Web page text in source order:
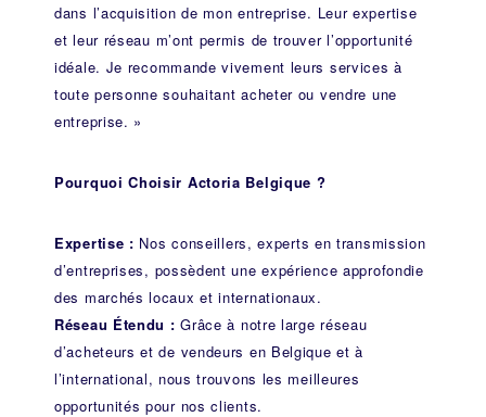
dans l’acquisition de mon entreprise. Leur expertise
et leur réseau m’ont permis de trouver l’opportunité
idéale. Je recommande vivement leurs services à
toute personne souhaitant acheter ou vendre une
entreprise. »
Pourquoi Choisir Actoria Belgique ?
Expertise : Nos conseillers, experts en transmission
d’entreprises, possèdent une expérience approfondie
des marchés locaux et internationaux.
Réseau Étendu : Grâce à notre large réseau
d’acheteurs et de vendeurs en Belgique et à
l’international, nous trouvons les meilleures
opportunités pour nos clients.